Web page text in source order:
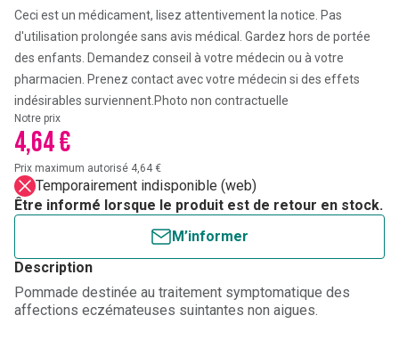
Ceci est un médicament, lisez attentivement la notice. Pas
d'utilisation prolongée sans avis médical. Gardez hors de portée
des enfants. Demandez conseil à votre médecin ou à votre
pharmacien. Prenez contact avec votre médecin si des effets
indésirables surviennent. Photo non contractuelle
Notre prix
4,64 €
Prix maximum autorisé 4,64 €
Temporairement indisponible (web)
Être informé lorsque le produit est de retour en stock.
M’informer
Description
Pommade destinée au traitement symptomatique des
affections eczémateuses suintantes non aigues.